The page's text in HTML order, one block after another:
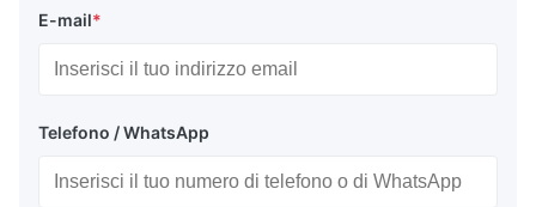
E-mail*
Telefono / WhatsApp